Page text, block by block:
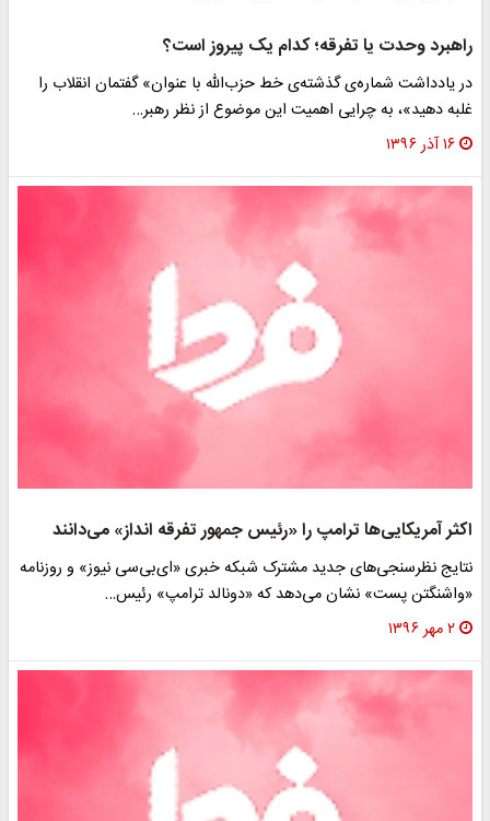
راهبرد وحدت یا تفرقه؛ کدام یک پیروز است؟
در یادداشت شماره‌ی گذشته‌ی خط حزب‌الله با عنوان» گفتمان انقلاب را
غلبه دهید»، به چرایی اهمیت این موضوع از نظر رهبر…
۱۶ آذر ۱۳۹۶
اکثر آمریکایی‌ها ترامپ را «رئیس جمهور تفرقه انداز» می‌دانند
نتایج نظرسنجی‌های جدید مشترک شبکه خبری «ای‌بی‌سی نیوز» و روزنامه
«واشنگتن پست» نشان می‌دهد که «دونالد ترامپ» رئیس…
۲ مهر ۱۳۹۶